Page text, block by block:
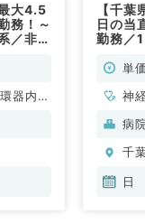
大4.5
務！～
／非常
器内
科、内
【千
日の当
勤務／
単
神
科
病
千
日